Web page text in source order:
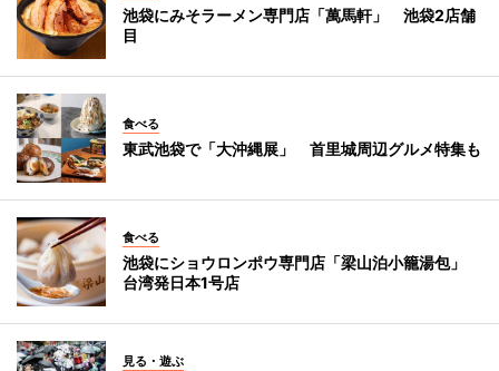
池袋にみそラーメン専門店「萬馬軒」 池袋2店舗
目
食べる
東武池袋で「大沖縄展」 首里城周辺グルメ特集も
食べる
池袋にショウロンポウ専門店「梁山泊小籠湯包」
台湾発日本1号店
見る・遊ぶ